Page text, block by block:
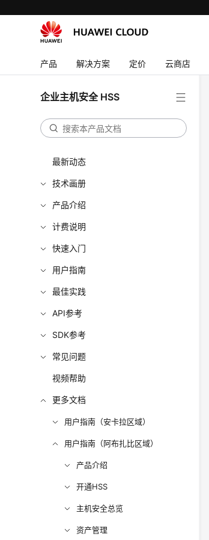
产品 解决方案 定价 云商店
企业主机安全 HSS
最新动态
技术画册
产品介绍
计费说明
快速入门
用户指南
最佳实践
API参考
SDK参考
常见问题
视频帮助
更多文档
用户指南（安卡拉区域）
用户指南（阿布扎比区域）
产品介绍
开通HSS
主机安全总览
资产管理